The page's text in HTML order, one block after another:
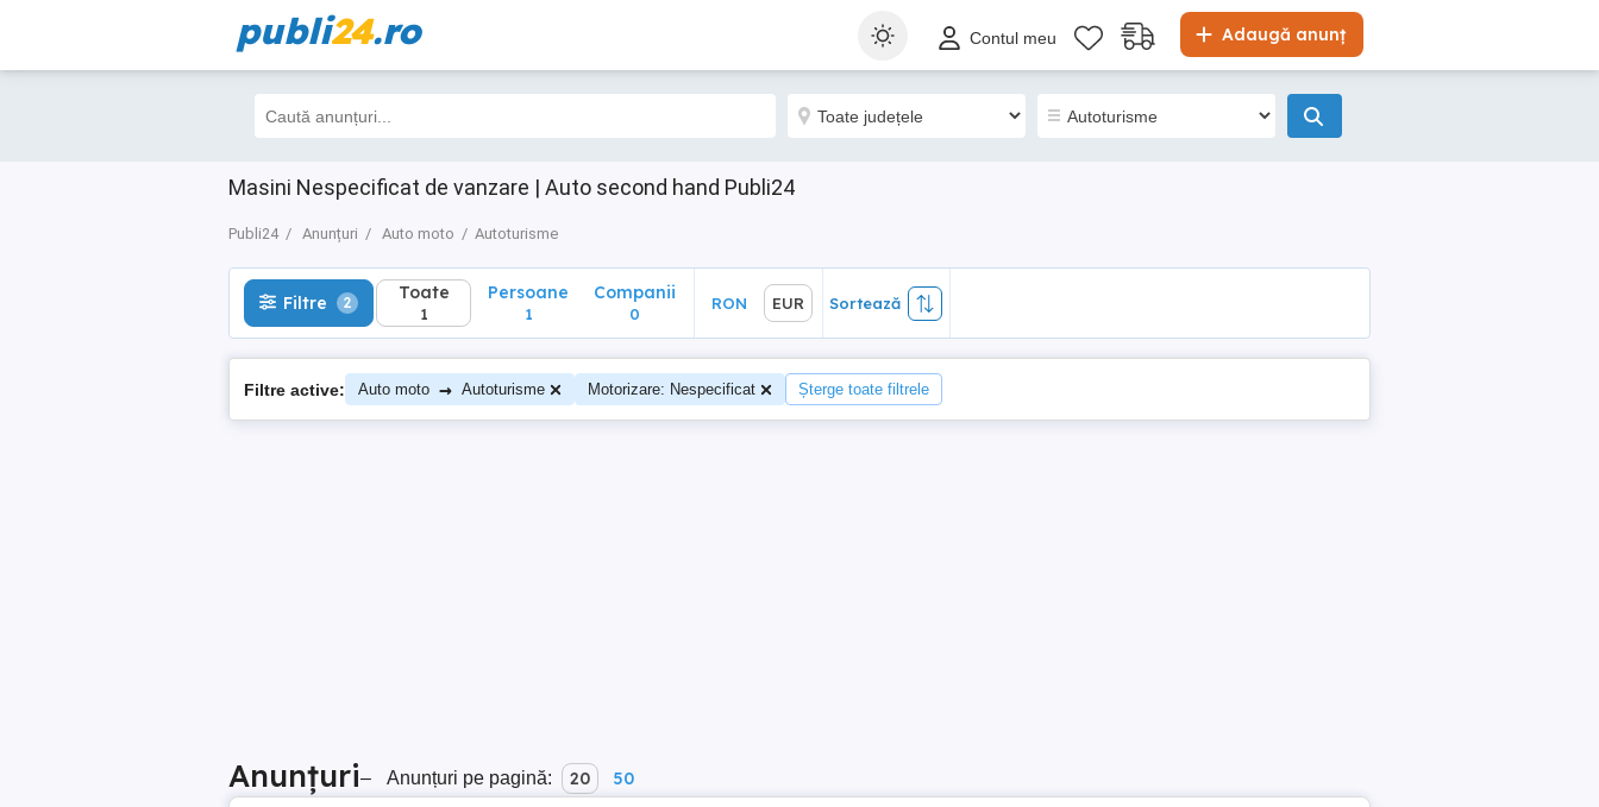
publi24.ro Adaugă anunț
Contul meu
Masini Nespecificat de vanzare | Auto second hand Publi24
Publi24 Anunțuri Auto moto Autoturisme
Filtre 2 Toate
1
Sortează
Filtre 2 Toate
1
Persoane
1
Companii
0
RON EUR Sortează
Filtre active: Auto moto → Autoturisme Motorizare: Nespecificat Șterge toate filtrele
Anunțuri– Anunțuri pe pagină: 20 50